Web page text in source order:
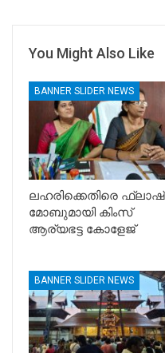
You Might Also Like
BANNER SLIDER NEWS
ലഹരിക്കെതിരെ ഫ്ലാഷ്
മോബുമായി കിംസ്
ആര്യഭട്ട കോളേജ്
BANNER SLIDER NEWS